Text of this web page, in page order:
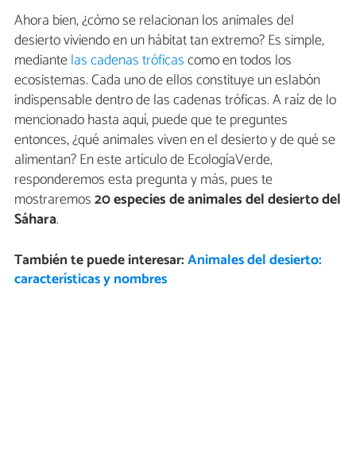
Ahora bien, ¿cómo se relacionan los animales del
desierto viviendo en un hábitat tan extremo? Es simple,
mediantelas cadenas tróficascomo en todos los
ecosistemas. Cada uno de ellos constituye un eslabón
indispensable dentro de las cadenas tróficas. A raíz de lo
mencionado hasta aquí, puede que te preguntes
entonces, ¿qué animales viven en el desierto y de qué se
alimentan? En este artículo de EcologíaVerde,
responderemos esta pregunta y más, pues te
mostraremos20 especies de animales del desierto del
Sáhara.
También te puede interesar:Animales del desierto:
características y nombres